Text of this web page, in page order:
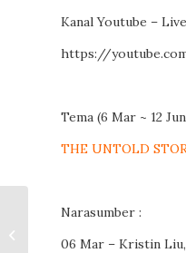
Kanal Youtube –
https://
Tema (6 Mar ~ 12
THE UNTOLD
Narasumber :
06 Mar – Kristin